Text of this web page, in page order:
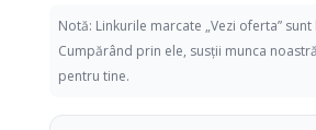
Notă: Linkurile marcate „Vezi oferta”
Cumpărând prin ele, susții munca
pentru tine.